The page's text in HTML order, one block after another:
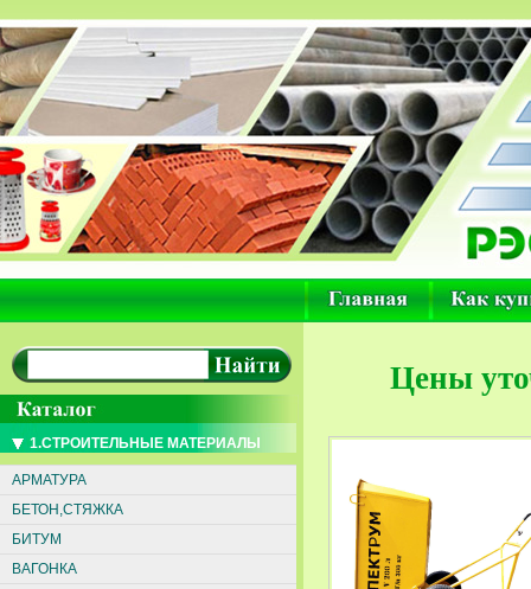
1.СТРОИТЕЛЬНЫЕ МАТЕРИАЛЫ
АРМАТУРА
БЕТОН,СТЯЖКА
БИТУМ
ВАГОНКА
Цены